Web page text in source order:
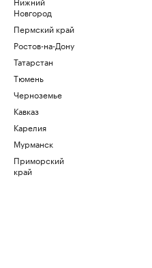
Новгород
Пермский край
Ростов-на-Дону
Татарстан
Тюмень
Черноземье
Кавказ
Карелия
Мурманск
Приморский
край